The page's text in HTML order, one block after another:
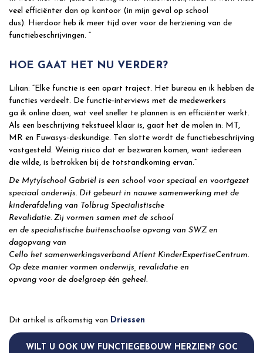
veel efficiënter dan op kantoor (in mijn geval op school
dus). Hierdoor heb ik meer tijd over voor de herziening van de
functiebeschrijvingen. “
HOE GAAT HET NU VERDER?
Lilian: “Elke functie is een apart traject. Het bureau en ik hebben de
functies verdeelt. De functie-interviews met de medewerkers
ga ik online doen, wat veel sneller te plannen is en efficiënter werkt.
Als een beschrijving tekstueel klaar is, gaat het de molen in: MT,
MR en Fuwasys-deskundige. Ten slotte wordt de functiebeschrijving
vastgesteld. Weinig risico dat er bezwaren komen, want iedereen
die wilde, is betrokken bij de totstandkoming ervan.”
De Mytylschool Gabriël is een school voor speciaal en voortgezet
speciaal onderwijs. Dit gebeurt in nauwe samenwerking met de
kinderafdeling van Tolbrug Specialistische
Revalidatie. Zij vormen samen met de school
en de specialistische buitenschoolse opvang van SWZ en
dagopvang van
Cello het samenwerkingsverband Atlent KinderExpertiseCentrum.
Op deze manier vormen onderwijs, revalidatie en
opvang voor de doelgroep één geheel.
Dit artikel is afkomstig van Driessen
WILT U OOK UW FUNCTIEGEBOUW HERZIEN? GOC